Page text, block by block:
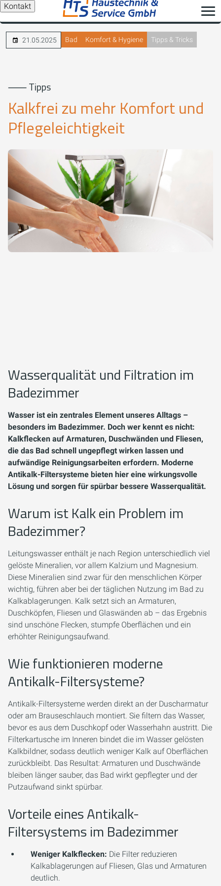
Kontakt
21.05.2025 Bad Komfort & Hygiene Tipps & Tricks
⸺ Tipps
Kalkfrei zu mehr Komfort und
Pflegeleichtigkeit
Wasserqualität und Filtration im
Badezimmer
Wasser ist ein zentrales Element unseres Alltags –
besonders im Badezimmer. Doch wer kennt es nicht:
Kalkflecken auf Armaturen, Duschwänden und Fliesen,
die das Bad schnell ungepflegt wirken lassen und
aufwändige Reinigungsarbeiten erfordern. Moderne
Antikalk-Filtersysteme bieten hier eine wirkungsvolle
Lösung und sorgen für spürbar bessere Wasserqualität.
Warum ist Kalk ein Problem im
Badezimmer?
Leitungswasser enthält je nach Region unterschiedlich viel
gelöste Mineralien, vor allem Kalzium und Magnesium.
Diese Mineralien sind zwar für den menschlichen Körper
wichtig, führen aber bei der täglichen Nutzung im Bad zu
Kalkablagerungen. Kalk setzt sich an Armaturen,
Duschköpfen, Fliesen und Glaswänden ab – das Ergebnis
sind unschöne Flecken, stumpfe Oberflächen und ein
erhöhter Reinigungsaufwand.
Wie funktionieren moderne
Antikalk-Filtersysteme?
Antikalk-Filtersysteme werden direkt an der Duscharmatur
oder am Brauseschlauch montiert. Sie filtern das Wasser,
bevor es aus dem Duschkopf oder Wasserhahn austritt. Die
Filterkartusche im Inneren bindet die im Wasser gelösten
Kalkbildner, sodass deutlich weniger Kalk auf Oberflächen
zurückbleibt. Das Resultat: Armaturen und Duschwände
bleiben länger sauber, das Bad wirkt gepflegter und der
Putzaufwand sinkt spürbar.
Vorteile eines Antikalk-
Filtersystems im Badezimmer
Weniger Kalkflecken: Die Filter reduzieren
Kalkablagerungen auf Fliesen, Glas und Armaturen
deutlich.